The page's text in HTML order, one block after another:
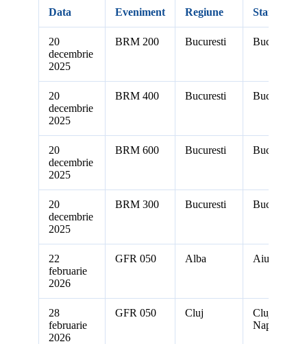
Data Eveniment Regiune Start
20
decembrie
2025
BRM 200 Bucuresti Bucuresti
20
decembrie
2025
BRM 400 Bucuresti Bucuresti
20
decembrie
2025
BRM 600 Bucuresti Bucuresti
20
decembrie
2025
BRM 300 Bucuresti Bucuresti
22
februarie
2026
GFR 050 Alba Aiud
28
februarie
2026
GFR 050 Cluj
Cluj-
Napoca